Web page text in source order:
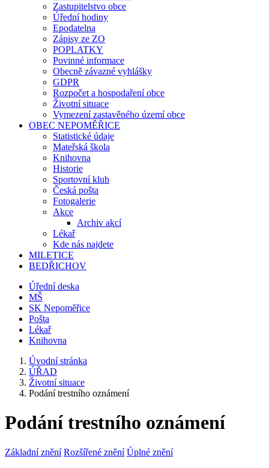
Zastupitelstvo obce
Úřední hodiny
Epodatelna
Zápisy ze ZO
POPLATKY
Povinné informace
Obecně závazné vyhlášky
GDPR
Rozpočet a hospodaření obce
Životní situace
Vymezení zastavěného území obce
OBEC NEPOMĚŘICE
Statistické údaje
Mateřská škola
Knihovna
Historie
Sportovní klub
Česká pošta
Fotogalerie
Akce
Archiv akcí
Lékař
Kde nás najdete
MILETICE
BEDŘICHOV
Úřední deska
MŠ
SK Nepoměřice
Pošta
Lékař
Knihovna
Úvodní stránka
ÚŘAD
Životní situace
Podání trestního oznámení
Podání trestního oznámení
Základní znění Rozšířené znění Úplné znění